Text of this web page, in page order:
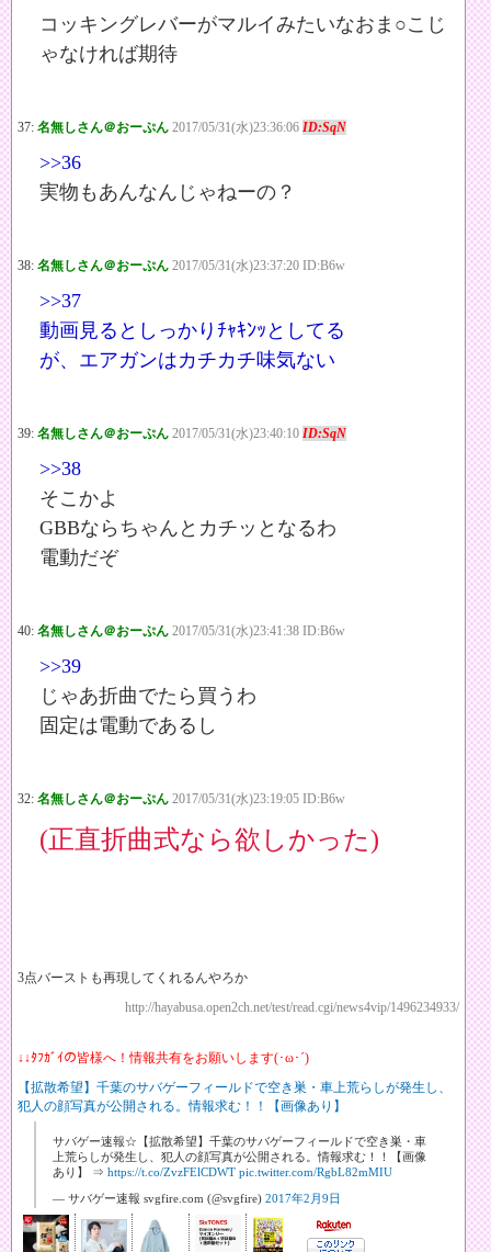
コッキングレバーがマルイみたいなおま○こじ
ゃなければ期待
37: 名無しさん＠おーぷん 2017/05/31(水)23:36:06 ID:SqN
>>36
実物もあんなんじゃねーの？
38: 名無しさん＠おーぷん 2017/05/31(水)23:37:20 ID:B6w
>>37
動画見るとしっかりﾁｬｷﾝｯとしてる
が、エアガンはカチカチ味気ない
39: 名無しさん＠おーぷん 2017/05/31(水)23:40:10 ID:SqN
>>38
そこかよ
GBBならちゃんとカチッとなるわ
電動だぞ
40: 名無しさん＠おーぷん 2017/05/31(水)23:41:38 ID:B6w
>>39
じゃあ折曲でたら買うわ
固定は電動であるし
32: 名無しさん＠おーぷん 2017/05/31(水)23:19:05 ID:B6w
(正直折曲式なら欲しかった)
3点バーストも再現してくれるんやろか
http://hayabusa.open2ch.net/test/read.cgi/news4vip/1496234933/
↓↓ﾀﾌｶﾞｲの皆様へ！情報共有をお願いします(･ω･´)
【拡散希望】千葉のサバゲーフィールドで空き巣・車上荒らしが発生し、
犯人の顔写真が公開される。情報求む！！【画像あり】
サバゲー速報☆【拡散希望】千葉のサバゲーフィールドで空き巣・車
上荒らしが発生し、犯人の顔写真が公開される。情報求む！！【画像
あり】 ⇒ https://t.co/ZvzFElCDWT pic.twitter.com/RgbL82mMIU
— サバゲー速報 svgfire.com (@svgfire) 2017年2月9日